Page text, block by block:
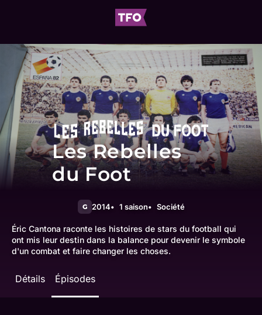
Les Rebelles
du Foot
G 2014 1 saison Société
Éric Cantona raconte les histoires de stars du football qui
ont mis leur destin dans la balance pour devenir le symbole
d'un combat et faire changer les choses.
Détails Épisodes